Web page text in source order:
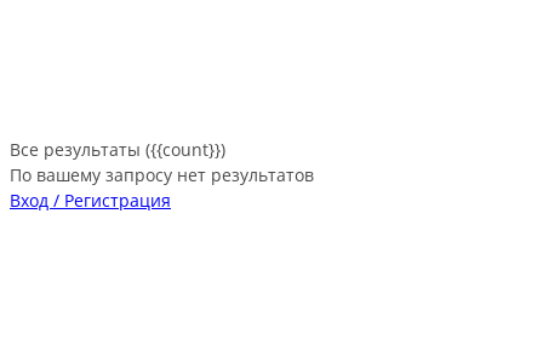
Все результаты ({{count}})
По вашему запросу нет результатов
Вход / Регистрация